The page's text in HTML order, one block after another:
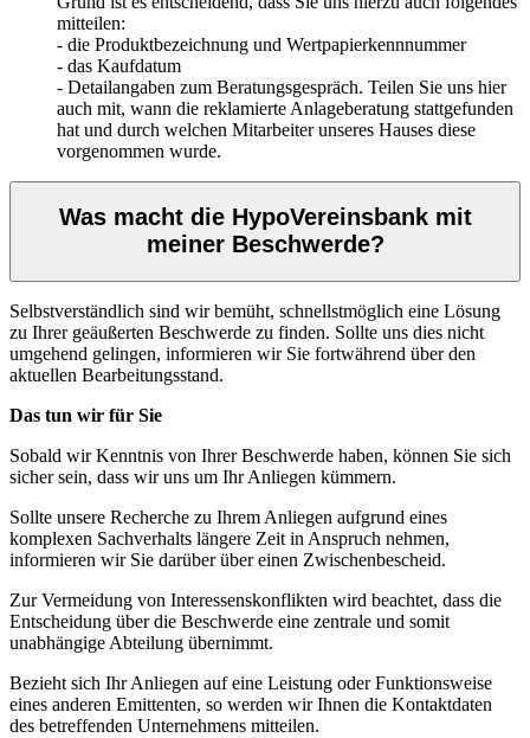
mitteilen:
- die Produktbezeichnung und Wertpapierkennnummer
- das Kaufdatum
- Detailangaben zum Beratungsgespräch. Teilen Sie uns hier
auch mit, wann die reklamierte Anlageberatung stattgefunden
hat und durch welchen Mitarbeiter unseres Hauses diese
vorgenommen wurde.
Was macht die HypoVereinsbank mit
meiner Beschwerde?
Selbstverständlich sind wir bemüht, schnellstmöglich eine Lösung
zu Ihrer geäußerten Beschwerde zu finden. Sollte uns dies nicht
umgehend gelingen, informieren wir Sie fortwährend über den
aktuellen Bearbeitungsstand.
Das tun wir für Sie
Sobald wir Kenntnis von Ihrer Beschwerde haben, können Sie sich
sicher sein, dass wir uns um Ihr Anliegen kümmern.
Sollte unsere Recherche zu Ihrem Anliegen aufgrund eines
komplexen Sachverhalts längere Zeit in Anspruch nehmen,
informieren wir Sie darüber über einen Zwischenbescheid.
Zur Vermeidung von Interessenskonflikten wird beachtet, dass die
Entscheidung über die Beschwerde eine zentrale und somit
unabhängige Abteilung übernimmt.
Bezieht sich Ihr Anliegen auf eine Leistung oder Funktionsweise
eines anderen Emittenten, so werden wir Ihnen die Kontaktdaten
des betreffenden Unternehmens mitteilen.